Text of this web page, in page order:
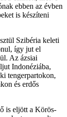
ebben az évben
is készíteni
Szibéria keleti
így jut el
Az ázsiai
Indonéziába,
tengerpartokon,
és erdős
is eljött a Körös-